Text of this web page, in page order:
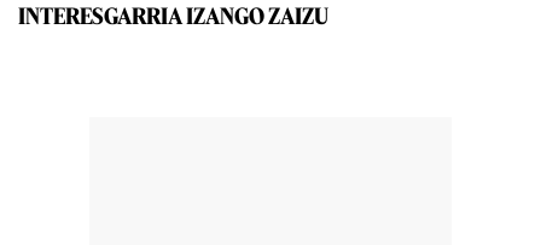
INTERESGARRIA IZANGO ZAIZU